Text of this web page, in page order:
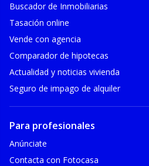
Buscador de Inmobiliarias
Tasación online
Vende con agencia
Comparador de hipotecas
Actualidad y noticias vivienda
Seguro de impago de alquiler
Para profesionales
Anúnciate
Contacta con Fotocasa